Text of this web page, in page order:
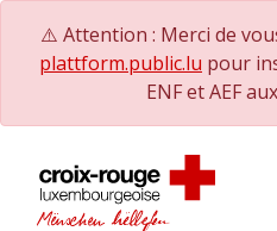
⚠️ Attention : Merci de
plattform.public.lu pour
ENF et AEF